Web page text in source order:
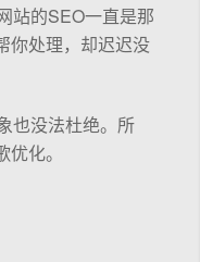
站的SEO一直是那
你处理，却迟迟没
也没法杜绝。所
化。